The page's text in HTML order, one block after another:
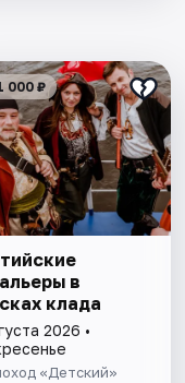
000 ₽
в
клада
2026 •
«Детский»